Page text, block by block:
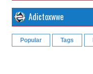
Adictoxwwe
Popular Tags